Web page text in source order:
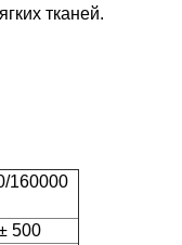
тканей.
160000
500